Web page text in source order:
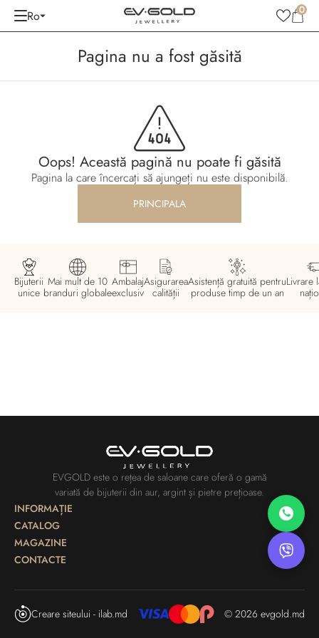
Ro 0
Pagina nu a fost găsită
Oops! Această pagină nu poate fi găsită
Pagina la care încercați să ajungeți nu este disponibilă.
PRINCIPALA
Bijuterii
unice
Mai mult de 10
branduri globale
Ambalaj
exclusiv
Asigurarea
calității
Asistență gratuită pentru
produse timp de un an
Livrare
EVGOLD este o rețea de saloane care oferă o gamă
variată de bijuterii din aur, argint și pietre prețioase.
INFORMAȚIE
CATALOG
MAGAZINE
CONTACTE
Creare siteului - ilab.md © 2026 evgold.md